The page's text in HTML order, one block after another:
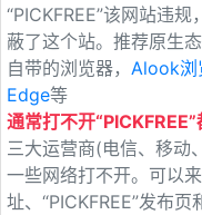
“PICKFREE”该网站违
蔽了这个站。推荐原生
自带的浏览器， Alook浏
Edge等
通常打不开“PICKFREE”
三大运营商(电信、移动
一些网络打不开。可以
址、“PICKFREE”发布